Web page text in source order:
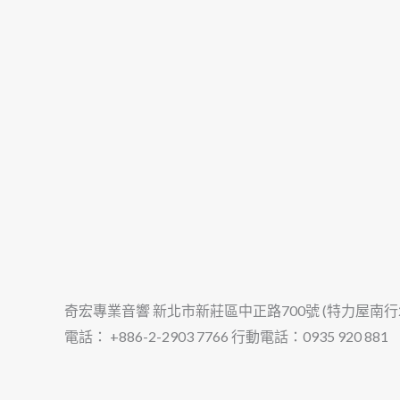
奇宏專業音響 新北市新莊區中正路700號 (特力屋南
電話： +886-2-2903 7766 行動電話：0935 920 881